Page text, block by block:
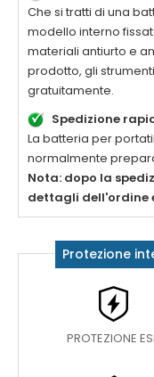
Che si tratti di una
modello interno
materiali antiurto e
prodotto, gli
gratuitamente.
Spedizione
La batteria per
normalmente
Nota: dopo la
dettagli dell'ordine
Protezione
PROTEZIONE